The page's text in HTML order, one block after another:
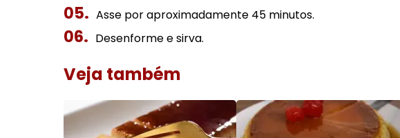
Asse por aproximadamente 45 minutos.
Desenforme e sirva.
Veja também